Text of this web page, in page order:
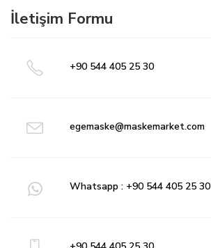
İletişim Formu
+90 544 405 25 30
egemaske@maskemarket.com
Whatsapp : +90 544 405 25 30